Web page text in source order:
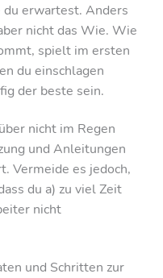
du erwartest. Anders
nicht das Wie. Wie
spielt im ersten
du einschlagen
der beste sein.
nicht im Regen
und Anleitungen
Vermeide es jedoch,
du a) zu viel Zeit
nicht
und Schritten zur